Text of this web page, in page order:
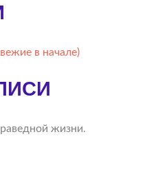
в начале)
жизни.